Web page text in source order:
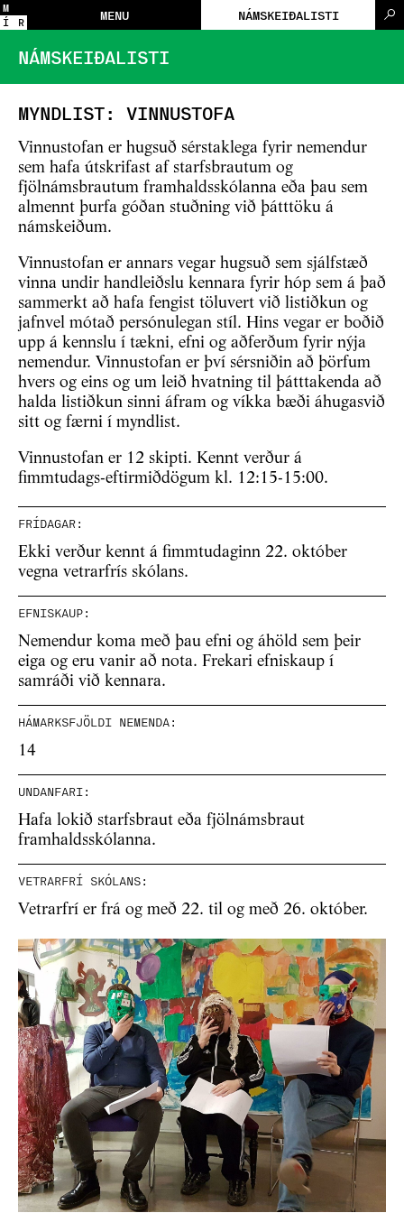
M
Í
R MENU NÁMSKEIÐALISTI
NÁMSKEIÐALISTI
MYNDLIST: VINNUSTOFA
Vinnustofan er hugsuð sérstaklega fyrir nemendur
sem hafa útskrifast af starfsbrautum og
fjölnámsbrautum framhaldsskólanna eða þau sem
almennt þurfa góðan stuðning við þátttöku á
námskeiðum.
Vinnustofan er annars vegar hugsuð sem sjálfstæð
vinna undir handleiðslu kennara fyrir hóp sem á það
sammerkt að hafa fengist töluvert við listiðkun og
jafnvel mótað persónulegan stíl. Hins vegar er boðið
upp á kennslu í tækni, efni og aðferðum fyrir nýja
nemendur. Vinnustofan er því sérsniðin að þörfum
hvers og eins og um leið hvatning til þátttakenda að
halda listiðkun sinni áfram og víkka bæði áhugasvið
sitt og færni í myndlist.
Vinnustofan er 12 skipti. Kennt verður á
fimmtudags-eftirmiðdögum kl. 12:15-15:00.
FRÍDAGAR:
Ekki verður kennt á fimmtudaginn 22. október
vegna vetrarfrís skólans.
EFNISKAUP:
Nemendur koma með þau efni og áhöld sem þeir
eiga og eru vanir að nota. Frekari efniskaup í
samráði við kennara.
HÁMARKSFJÖLDI NEMENDA:
14
UNDANFARI:
Hafa lokið starfsbraut eða fjölnámsbraut
framhaldsskólanna.
VETRARFRÍ SKÓLANS:
Vetrarfrí er frá og með 22. til og með 26. október.